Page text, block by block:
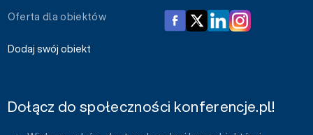
Oferta dla obiektów
Dodaj swój obiekt
Dołącz do społeczności konferencje.pl!